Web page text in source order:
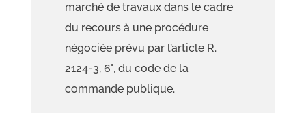
marché de travaux dans le cadre
du recours à une procédure
négociée prévu par l’article R.
2124-3, 6°, du code de la
commande publique.